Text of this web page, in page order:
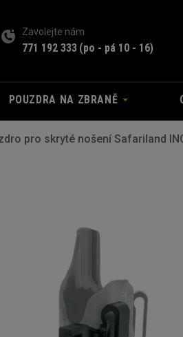
Zavolejte nám
771 192 333 (po - pá 10 - 16)
POUZDRA NA ZBRANĚ
pro skryté nošení Safariland